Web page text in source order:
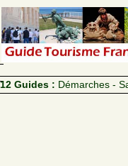
12 Guides : Démarches -